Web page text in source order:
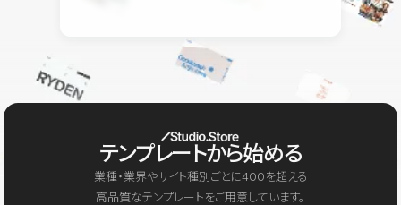
テンプレートから始める
業種・業界やサイト種別ごとに400を超える
高品質なテンプレートをご用意しています。